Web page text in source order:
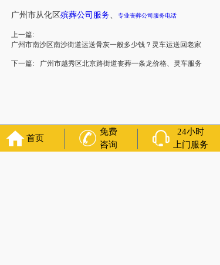
广州市从化区殡葬公司服务 专业丧葬公司 服务电话
上一篇:
广州市南沙区南沙街道运送骨灰一般多少钱？灵车运送回老家
下一篇: 广州市越秀区北京路街道丧葬一条龙价格、灵车服务
首页
免费
咨询
24小时
上门服务